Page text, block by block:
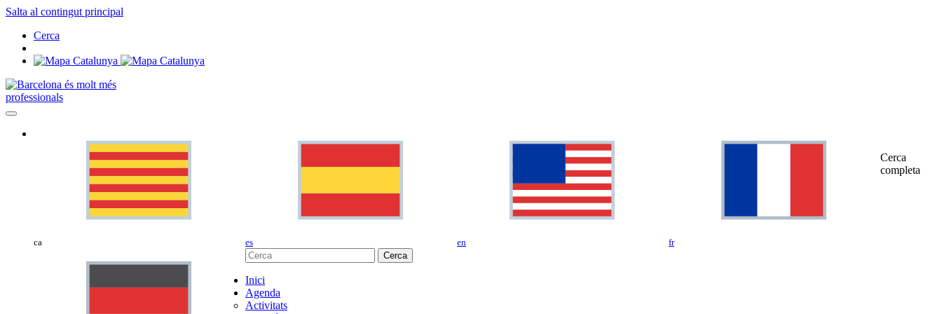
Salta al contingut principal
Cerca
professionals
ca es en fr
Cerca
completa
Cerca
Inici
Agenda
Activitats